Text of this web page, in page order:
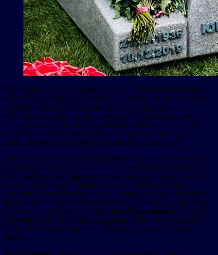
22 сентября на Новодевичьем кладбище прошла публичная
панихида по случаю 89-летия со дня рождения мэра Москвы
Юрия Михайловича Лужкова. К этой важной дате на
памятнике, автором которого является народный художник
РФ, скульптор Александр Рукавишников, было обновлено
покрытие — теперь мемориал полностью соответствует
изначальному художественному замыслу скульптора.
Вдохновителем и автором концептуальной идеи монумента
стала вдова Юрия Михайловича Елена Николаевна Батурина.
Развитый впоследствии создателями замысел состоял в том,
чтобы отразить масштабность и многогранность Юрия
Лужкова, событий и свершений, которые определили целую
эпоху и были бы немыслимы без него. Однако, как сказал на
открытии памятника сам Александр Рукавишников, если бы
колонна памятника содержала полный перечень свершений и
заслуг Юрия Лужкова, то она могла бы дойти до центра
Земли.